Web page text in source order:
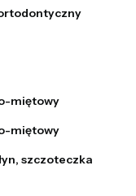
miętowy
miętowy
szczoteczka